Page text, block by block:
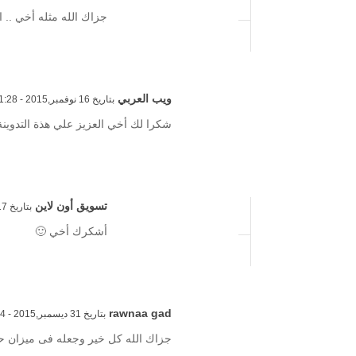
جزاك الله مثله أخي ..
ويب العربي بتاريخ 16 نوفمبر,2015 - 11:28 م
شكرا لك أخي العزيز علي هذة
تسويق أون لاين بتاريخ 17 نوفمبر,2015 - 1:46 م
أشكرك أخي 🙂
rawnaa gad بتاريخ 31 ديسمبر,2015 - 12:44 م
جزاك الله كل خير وجعله فى ميزان